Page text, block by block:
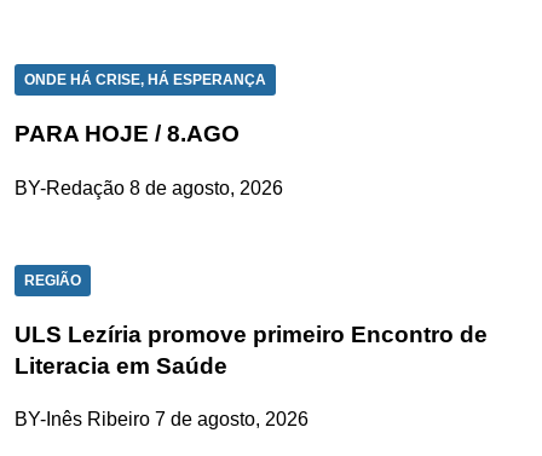
ONDE HÁ CRISE, HÁ ESPERANÇA
PARA HOJE / 8.AGO
BY-Redação 8 de agosto, 2026
REGIÃO
ULS Lezíria promove primeiro Encontro de
Literacia em Saúde
BY-Inês Ribeiro 7 de agosto, 2026